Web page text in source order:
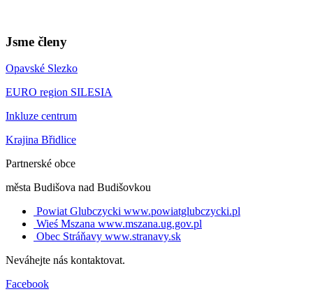
Jsme členy
Opavské Slezko
EURO region SILESIA
Inkluze centrum
Krajina Břidlice
Partnerské obce
města Budišova nad Budišovkou
Powiat Glubczycki www.powiatglubczycki.pl
Wieś Mszana www.mszana.ug.gov.pl
Obec Stráňavy www.stranavy.sk
Neváhejte nás kontaktovat.
Facebook